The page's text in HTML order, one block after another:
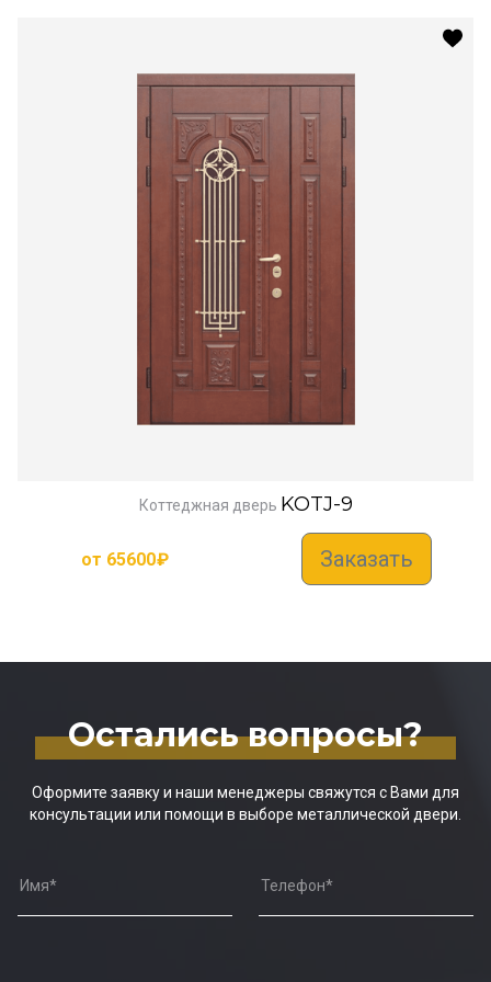
Коттеджная дверь KOTJ-9
от 65600₽ Заказать
Остались вопросы?
Оформите заявку и наши менеджеры свяжутся с Вами для
консультации или помощи в выборе металлической двери.